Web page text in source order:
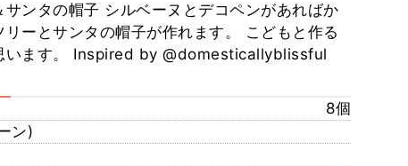
サンタの帽子 シルベーヌとデコペンがあればか
ーとサンタの帽子が作れます。 こどもと作る
います。 Inspired by @domesticallyblissful
8個
ン)